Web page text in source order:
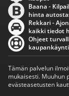
Baana -
hinta
Rekkari -
kaikki tiedot
Ohjeet
Tämän palvelun
mukaisesti. Muuhun
evästeasetusten